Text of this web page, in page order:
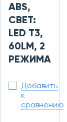
ABS,
СВЕТ:
LED T3,
60LM, 2
РЕЖИМА
Добавить
к
сравнению